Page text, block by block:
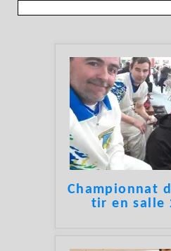
Championnat
tir en salle